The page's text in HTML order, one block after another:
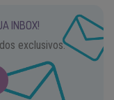
INBOX!
exclusivos.